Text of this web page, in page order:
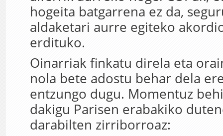
hogeita batgarrena ez da,
aldaketari aurre egiteko
erdituko.
Oinarriak finkatu direla eta
nola bete adostu behar dela
entzungo dugu. Momentuz
dakigu Parisen erabakiko
darabilten zirriborroaz: